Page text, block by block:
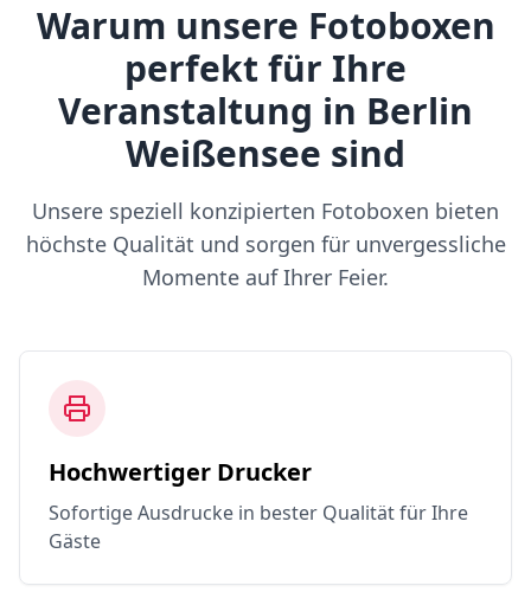
Warum unsere Fotoboxen
perfekt für Ihre
Veranstaltung in Berlin
Weißensee sind
Unsere speziell konzipierten Fotoboxen bieten
höchste Qualität und sorgen für unvergessliche
Momente auf Ihrer Feier.
Hochwertiger Drucker
Sofortige Ausdrucke in bester Qualität für Ihre
Gäste